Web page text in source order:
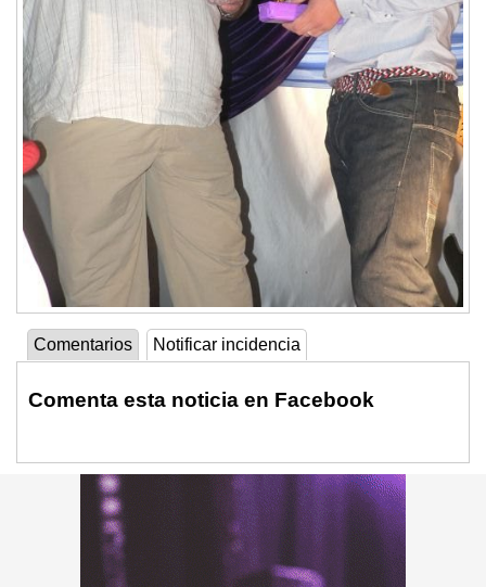
Comentarios Notificar incidencia
Comenta esta noticia en Facebook